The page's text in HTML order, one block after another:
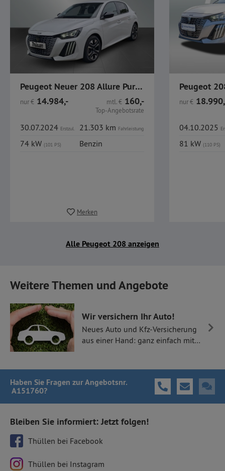
Peugeot Neuer 208 Allure PureTech 100 LED CarPlay Alu
nur€ 14.984,- mtl.€ 160,-
Top-Angebotsrate
30.07.2024 Erstzul. 21.303 km Fahrleistung
74 kW (101 PS) Benzin
Merken
nur€
04.10.2025
81 kW (110 PS)
Alle Peugeot 208 anzeigen
Weitere Themen und Angebote
Wir versichern Ihr Auto!
Neues Auto und Kfz-Versicherung
aus einer Hand: ganz einfach mit
Haben Sie Fragen zur Angebotsnr.
A151760?
Bleiben Sie informiert: Jetzt folgen!
Thüllen bei Facebook
Thüllen bei Instagram